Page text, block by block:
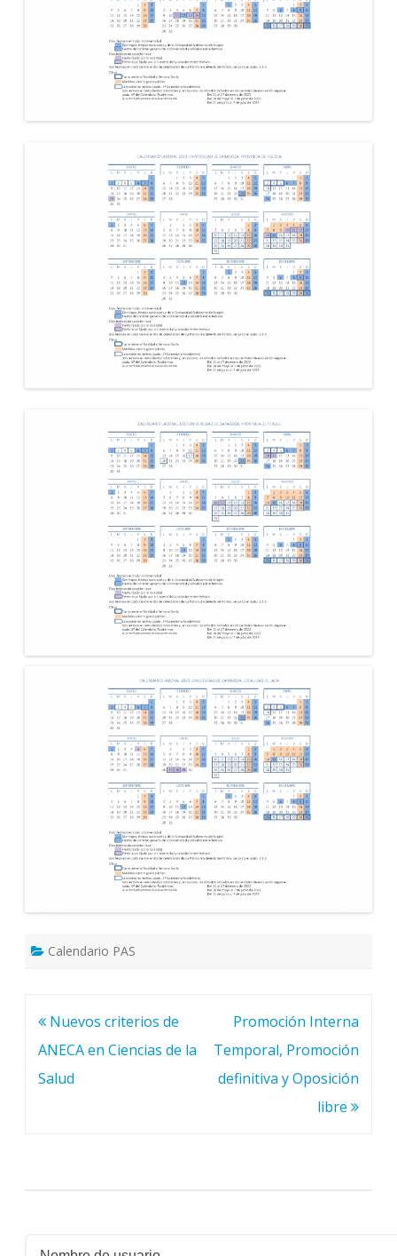
Calendario PAS
Navegación
de
entradas
Nuevos criterios de
ANECA en Ciencias de la
Salud
Promoción Interna
Temporal, Promoción
definitiva y Oposición
libre